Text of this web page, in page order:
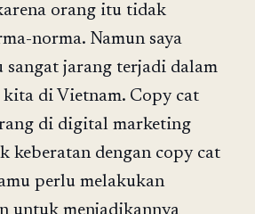
orang itu tidak
norma. Namun saya
sangat jarang terjadi dalam
di Vietnam. Copy cat
di digital marketing
keberatan dengan copy cat
perlu melakukan
untuk menjadikannya